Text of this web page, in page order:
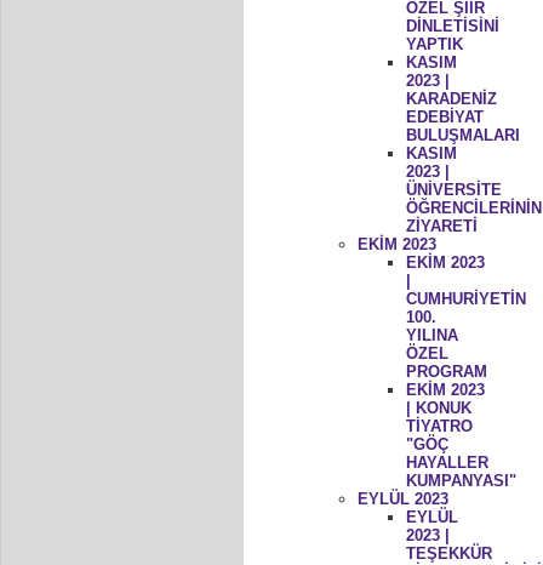
ÖZEL ŞİİR
DİNLETİSİNİ
YAPTIK
KASIM
2023 |
KARADENİZ
EDEBİYAT
BULUŞMALARI
KASIM
2023 |
ÜNİVERSİTE
ÖĞRENCİLERİNİN
ZİYARETİ
EKİM 2023
EKİM 2023
CUMHURİYETİN
100.
YILINA
ÖZEL
PROGRAM
EKİM 2023
| KONUK
TİYATRO
"GÖÇ
HAYALLER
KUMPANYASI"
EYLÜL 2023
EYLÜL
2023 |
TEŞEKKÜR